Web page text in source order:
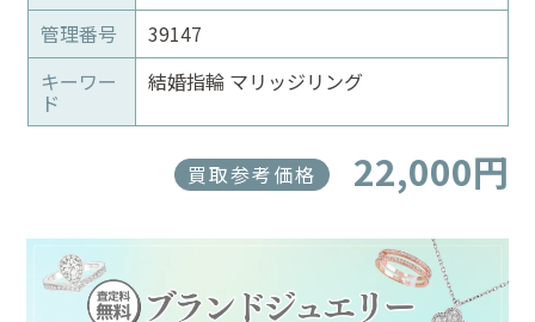
管理番号
39147
キーワー
ド
結婚指輪 マリッジリング
買取参考価格 22,000円